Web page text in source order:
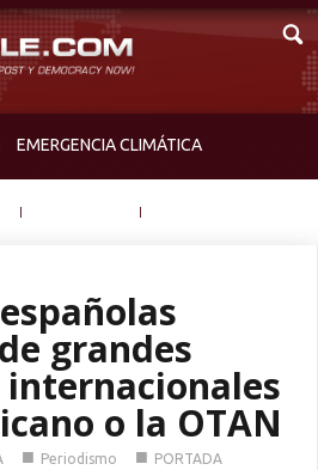
EMERGENCIA CLIMÁTICA
grandes
o la OTAN
■ Periodismo ■ PORTADA